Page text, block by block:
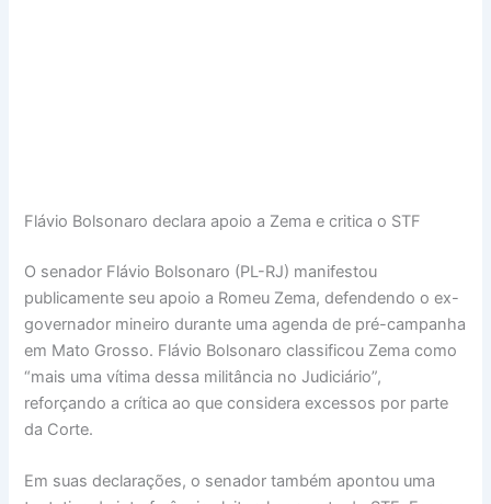
Flávio Bolsonaro declara apoio a Zema e critica o STF
O senador Flávio Bolsonaro (PL-RJ) manifestou
publicamente seu apoio a Romeu Zema, defendendo o ex-
governador mineiro durante uma agenda de pré-campanha
em Mato Grosso. Flávio Bolsonaro classificou Zema como
“mais uma vítima dessa militância no Judiciário”,
reforçando a crítica ao que considera excessos por parte
da Corte.
Em suas declarações, o senador também apontou uma